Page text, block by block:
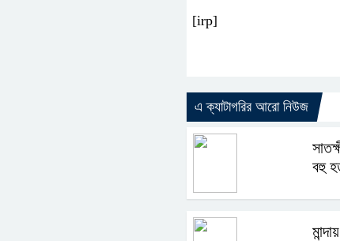
[irp]
এ ক্যাটাগরির আরো নিউজ
বহু